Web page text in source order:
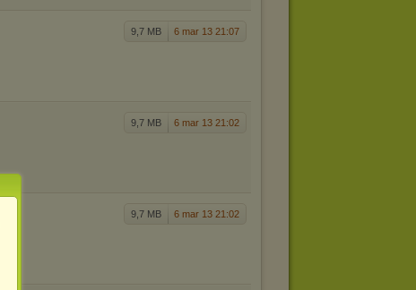
9,7 MB 6 mar 13 21:07
9,7 MB 6 mar 13 21:02
9,7 MB 6 mar 13 21:02